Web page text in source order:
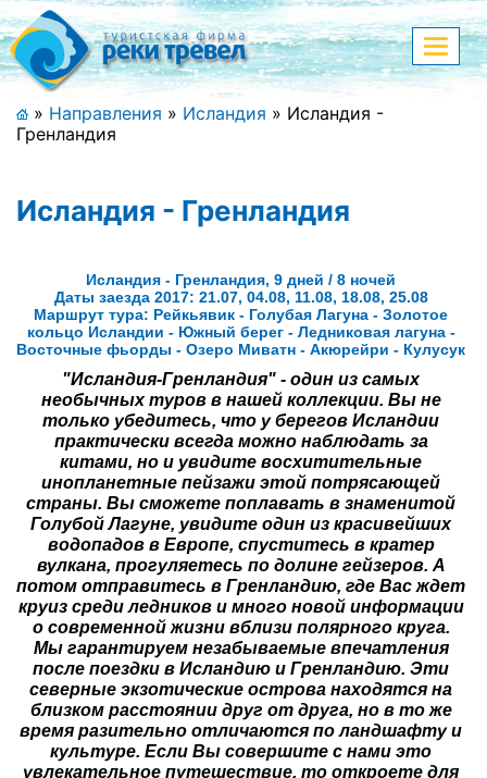
Меню
+7 (911) 182-44-68
Адрес офиса, контакты
Полная версия сайта
Главная
Спецпредложения
Праздничные туры
Страны и направления
Поиск тура
Туры по России
Автобусные туры
Круизы
Туры на пароме
Авиабилеты
Туристическая страховка
меню
» Направления » Исландия » Исландия -
Гренландия
Исландия - Гренландия
Исландия - Гренландия, 9 дней / 8 ночей
Даты заезда 2017: 21.07, 04.08, 11.08, 18.08, 25.08
Маршрут тура: Рейкьявик - Голубая Лагуна - Золотое
кольцо Исландии - Южный берег - Ледниковая лагуна -
Восточные фьорды - Озеро Миватн - Акюрейри - Кулусук
"Исландия-Гренландия" - один из самых
необычных туров в нашей коллекции. Вы не
только убедитесь, что у берегов Исландии
практически всегда можно наблюдать за
китами, но и увидите восхитительные
инопланетные пейзажи этой потрясающей
страны. Вы сможете поплавать в знаменитой
Голубой Лагуне, увидите один из красивейших
водопадов в Европе, спуститесь в кратер
вулкана, прогуляетесь по долине гейзеров. А
потом отправитесь в Гренландию, где Вас ждет
круиз среди ледников и много новой информации
о современной жизни вблизи полярного круга.
Мы гарантируем незабываемые впечатления
после поездки в Исландию и Гренландию. Эти
северные экзотические острова находятся на
близком расстоянии друг от друга, но в то же
время разительно отличаются по ландшафту и
культуре. Если Вы совершите с нами это
увлекательное путешествие, то откроете для